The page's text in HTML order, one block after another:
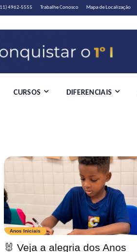
4962-5555 Trabalhe Conosco Mapa de Localização
CURSOS DIFERENCIAIS
Anos Iniciais
🐰 Veja a alegria dos Anos